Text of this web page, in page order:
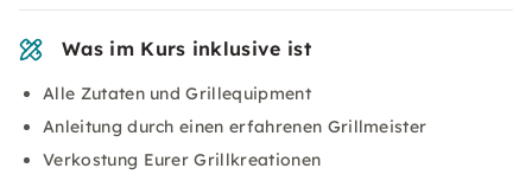
Was im Kurs inklusive ist
Alle Zutaten und Grillequipment
Anleitung durch einen erfahrenen Grillmeister
Verkostung Eurer Grillkreationen